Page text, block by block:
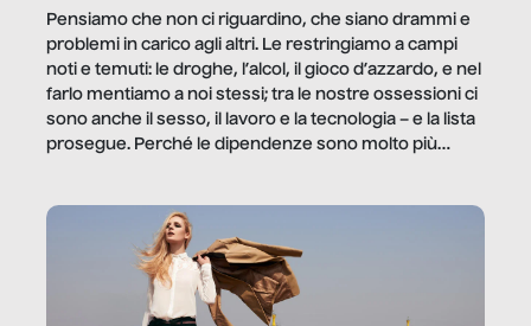
Pensiamo che non ci riguardino, che siano drammi e
problemi in carico agli altri. Le restringiamo a campi
noti e temuti: le droghe, l’alcol, il gioco d’azzardo, e nel
farlo mentiamo a noi stessi; tra le nostre ossessioni ci
sono anche il sesso, il lavoro e la tecnologia – e la lista
prosegue. Perché le dipendenze sono molto più
trae un guadagno. In questo reportage vediamo
quale e come.